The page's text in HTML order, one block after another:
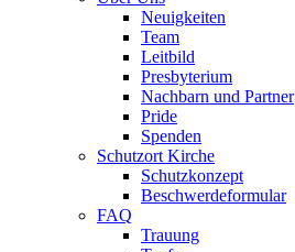
Neuigkeiten
Team
Leitbild
Presbyterium
Nachbarn und Partner
Pride
Spenden
Schutzort Kirche
Schutzkonzept
Beschwerdeformular
FAQ
Trauung